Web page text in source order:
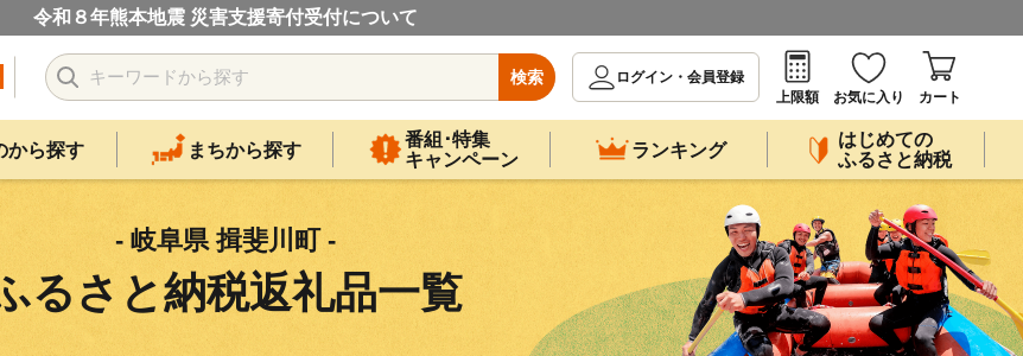
令和８年熊本地震 災害支援寄付受付について
検索
ログイン・会員登録
上限額
お気に入り カート
から探す まちから探す
番組･特集
キャンペーン
ランキング
はじめての
ふるさと納税
- 岐阜県 揖斐川町 -
るさと納税返礼品一覧